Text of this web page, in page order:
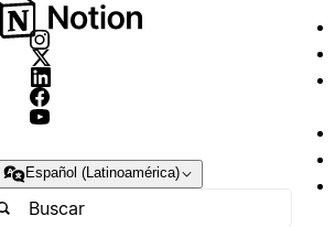
Español (Latinoamérica)